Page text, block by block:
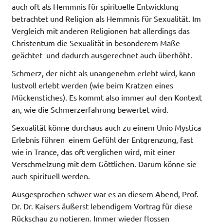
auch oft als Hemmnis für spirituelle Entwicklung
betrachtet und Religion als Hemmnis für Sexualität. Im
Vergleich mit anderen Religionen hat allerdings das
Christentum die Sexualität in besonderem Maße
geächtet  und dadurch ausgerechnet auch überhöht.
Schmerz, der nicht als unangenehm erlebt wird, kann
lustvoll erlebt werden (wie beim Kratzen eines
Mückenstiches). Es kommt also immer auf den Kontext
an, wie die Schmerzerfahrung bewertet wird.
Sexualität könne durchaus auch zu einem Unio Mystica
Erlebnis führen  einem Gefühl der Entgrenzung, fast
wie in Trance, das oft verglichen wird, mit einer
Verschmelzung mit dem Göttlichen. Darum könne sie
auch spirituell werden.
Ausgesprochen schwer war es an diesem Abend, Prof.
Dr. Dr. Kaisers äußerst lebendigem Vortrag für diese
Rückschau zu notieren. Immer wieder flossen